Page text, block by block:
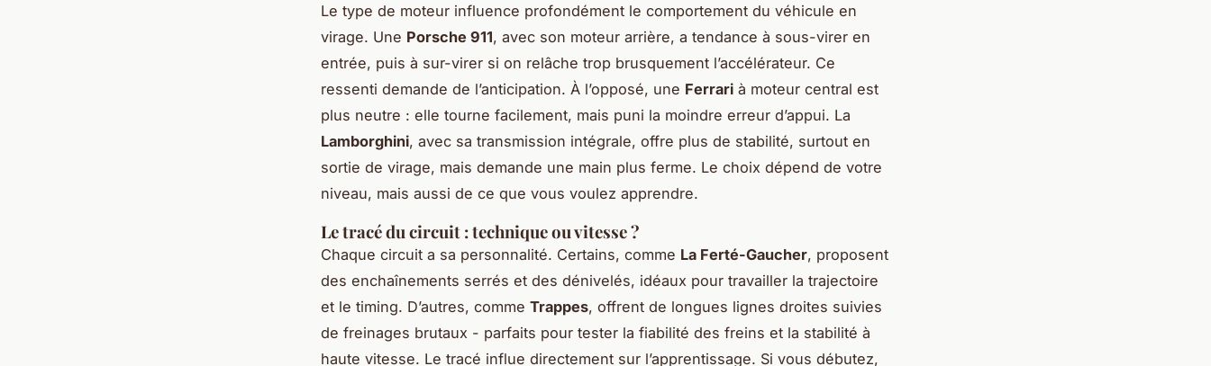
Le type de moteur influence profondément le comportement du véhicule en
virage. Une Porsche 911, avec son moteur arrière, a tendance à sous-virer en
entrée, puis à sur-virer si on relâche trop brusquement l’accélérateur. Ce
ressenti demande de l’anticipation. À l’opposé, une Ferrari à moteur central est
plus neutre : elle tourne facilement, mais puni la moindre erreur d’appui. La
Lamborghini, avec sa transmission intégrale, offre plus de stabilité, surtout en
sortie de virage, mais demande une main plus ferme. Le choix dépend de votre
niveau, mais aussi de ce que vous voulez apprendre.
Le tracé du circuit : technique ou vitesse ?
Chaque circuit a sa personnalité. Certains, comme La Ferté-Gaucher, proposent
des enchaînements serrés et des dénivelés, idéaux pour travailler la trajectoire
et le timing. D’autres, comme Trappes, offrent de longues lignes droites suivies
de freinages brutaux - parfaits pour tester la fiabilité des freins et la stabilité à
haute vitesse. Le tracé influe directement sur l’apprentissage. Si vous débutez,